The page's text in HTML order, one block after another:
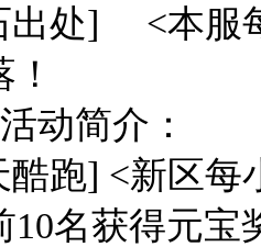
出处] <本服
动简介：
酷跑] <新区每
10名获得元宝